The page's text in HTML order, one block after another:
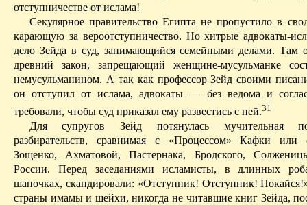
отступничестве от ислама!
Секулярноеправительство Египта не пропустило в
карающую за вероотступничество. Но хитрые адвокаты-
дело Зейда в суд, занимающийся семейными делами. Там
древний закон, запрещающий женщине-мусульманке
немусульманином. А так как профессорЗейд своими
он отступил от ислама, адвокаты — без ведома и
требовали, чтобы суд приказал ему развестись с ней.31
Для супруговЗейд потянулась мучительная
разбирательств, сравнимая с «Процессом» Кафки или
Зощенко, Ахматовой, Пастернака, Бродского,
России. Перед заседаниями исламисты, в длинных
шапочках, скандировали: «Отступник! Отступник!
страны имамы и шейхи, никогда не читавшие книг Зейда,